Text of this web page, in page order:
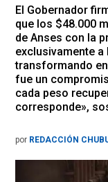
El Gobernador
que los $48.000
de Anses con la
exclusivamente a
transformando
fue un
cada peso
corresponde»,
por REDACCIÓN